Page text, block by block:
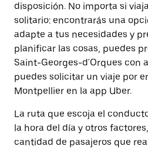
disposición. No importa si
solitario: encontrarás una
adapte a tus necesidades y
planificar las cosas, puedes
Saint-Georges-d'Orques con
puedes solicitar un viaje por
Montpellier en la app Uber.
La ruta que escoja el
la hora del día y otros
cantidad de pasajeros que